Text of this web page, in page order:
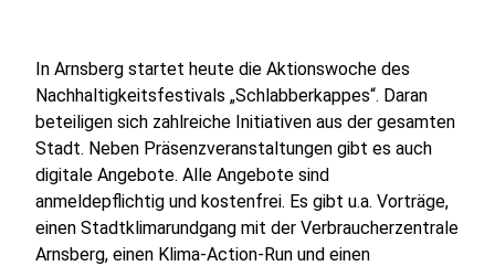
In Arnsberg startet heute die Aktionswoche des
Nachhaltigkeitsfestivals „Schlabberkappes“. Daran
beteiligen sich zahlreiche Initiativen aus der gesamten
Stadt. Neben Präsenzveranstaltungen gibt es auch
digitale Angebote. Alle Angebote sind
anmeldepflichtig und kostenfrei. Es gibt u.a. Vorträge,
einen Stadtklimarundgang mit der Verbraucherzentrale
Arnsberg, einen Klima-Action-Run und einen